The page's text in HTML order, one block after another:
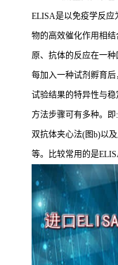
ELISA是以免疫学反应
物的高效催化作用相
原、抗体的反应在一种
每加入一种试剂孵育
试验结果的特异性与
方法步骤可有多种。即:
双抗体夹心法(图b)以
等。比较常用的是